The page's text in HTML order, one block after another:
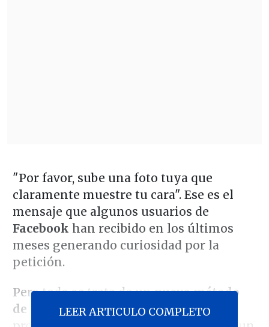
"Por favor, sube una foto tuya que
claramente muestre tu cara". Ese es el
mensaje que algunos usuarios de
Facebook han recibido en los últimos
meses generando curiosidad por la
petición.
Pero todo se trata de unnuevo método
de "captcha" que la empresa está
LEER ARTICULO COMPLETO